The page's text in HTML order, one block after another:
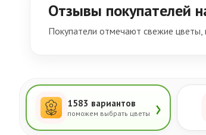
Отзывы покупателей
Покупатели отмечают свежие
1583 вариантов
поможем выбрать цветы ›